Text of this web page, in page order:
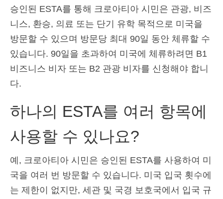
승인된 ESTA를 통해 크로아티아 시민은 관광, 비즈
니스, 환승, 의료 또는 단기 유학 목적으로 미국을
방문할 수 있으며 방문당 최대 90일 동안 체류할 수
있습니다. 90일을 초과하여 미국에 체류하려면 B1
비즈니스 비자 또는 B2 관광 비자를 신청해야 합니
다.
하나의 ESTA를 여러 항목에
사용할 수 있나요?
예, 크로아티아 시민은 승인된 ESTA를 사용하여 미
국을 여러 번 방문할 수 있습니다. 미국 입국 횟수에
는 제한이 없지만, 세관 및 국경 보호국에서 입국 규